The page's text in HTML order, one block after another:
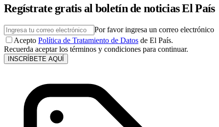
Regístrate gratis al boletín de noticias El País
Por favor ingresa un correo electrónico
Acepto Política de Tratamiento de Datos de El País.
Recuerda aceptar los términos y condiciones para continuar.
INSCRÍBETE AQUÍ